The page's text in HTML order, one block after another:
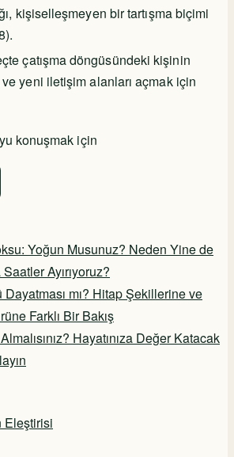
kişiselleşmeyen bir tartışma biçimi
çatışma döngüsündeki kişinin
yeni iletişim alanları açmak için
konuşmak için
Yoğun Musunuz? Neden Yine de
Ayırıyoruz?
Dayatması mı? Hitap Şekillerine ve
Farklı Bir Bakış
Hayatınıza Değer Katacak
Eleştirisi